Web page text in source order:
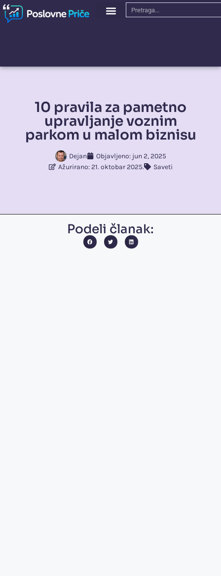
10 pravila za pametno
upravljanje voznim
parkom u malom biznisu
Dejan Objavljeno: jun 2, 2025
Ažurirano: 21. oktobar 2025.
Saveti
Podeli članak: